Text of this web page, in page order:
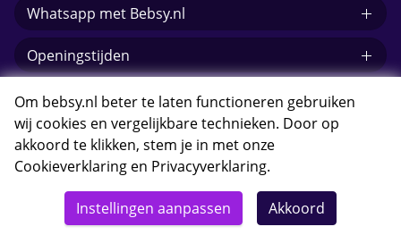
Whatsapp met Bebsy.nl
Openingstijden
E-mail Bebsy.nl
© 2026 Bebsy.nl
Om bebsy.nl beter te laten functioneren gebruiken
wij cookies en vergelijkbare technieken. Door op
akkoord te klikken, stem je in met onze
Cookieverklaring en Privacyverklaring.
Instellingen aanpassen Akkoord